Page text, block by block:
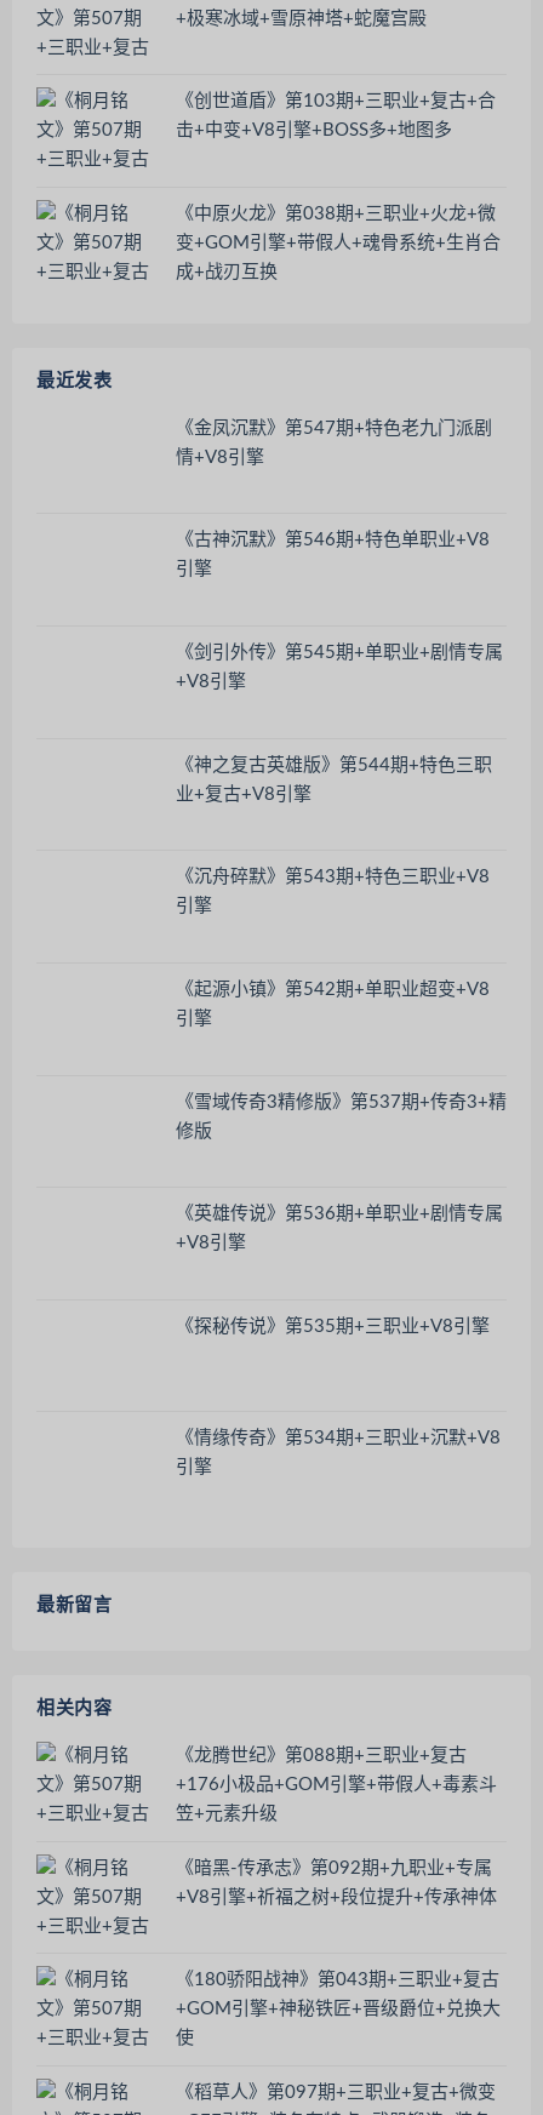
+极寒冰域+雪原神塔+蛇魔宫殿
《创世道盾》第103期+三职业+复古+合
击+中变+V8引擎+BOSS多+地图多
《中原火龙》第038期+三职业+火龙+微
变+GOM引擎+带假人+魂骨系统+生肖合
成+战刃互换
最近发表
《金凤沉默》第547期+特色老九门派剧
情+V8引擎
《古神沉默》第546期+特色单职业+V8
引擎
《剑引外传》第545期+单职业+剧情专属
+V8引擎
《神之复古英雄版》第544期+特色三职
业+复古+V8引擎
《沉舟碎默》第543期+特色三职业+V8
引擎
《起源小镇》第542期+单职业超变+V8
引擎
《雪域传奇3精修版》第537期+传奇3+精
修版
《英雄传说》第536期+单职业+剧情专属
+V8引擎
《探秘传说》第535期+三职业+V8引擎
《情缘传奇》第534期+三职业+沉默+V8
引擎
最新留言
相关内容
《龙腾世纪》第088期+三职业+复古
+176小极品+GOM引擎+带假人+毒素斗
笠+元素升级
《暗黑-传承志》第092期+九职业+专属
+V8引擎+祈福之树+段位提升+传承神体
《180骄阳战神》第043期+三职业+复古
+GOM引擎+神秘铁匠+晋级爵位+兑换大
使
《稻草人》第097期+三职业+复古+微变